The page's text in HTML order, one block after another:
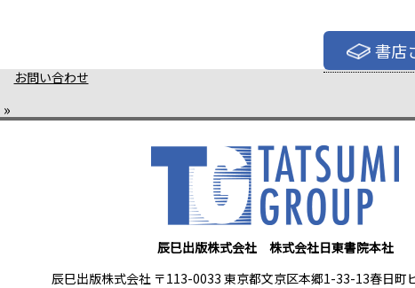
書店
お問い合わせ
»
辰巳出版株式会社 株式会社日東書院本社
辰巳出版株式会社 〒113-0033 東京都文京区本郷1-33-13春日町